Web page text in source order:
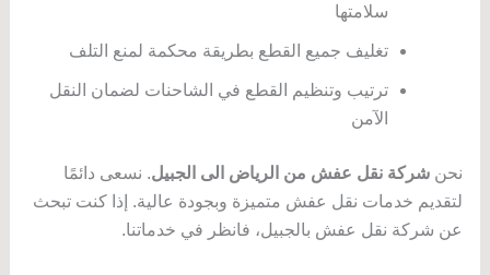
سلامتها
تغليف جميع القطع بطريقة محكمة لمنع التلف
ترتيب وتنظيم القطع في الشاحنات لضمان النقل
الآمن
نحن شركة نقل عفش من الرياض الى الجبيل. نسعى دائمًا
لتقديم خدمات نقل عفش متميزة وبجودة عالية. إذا كنت تبحث
عن شركة نقل عفش بالجبيل، فانظر في خدماتنا.